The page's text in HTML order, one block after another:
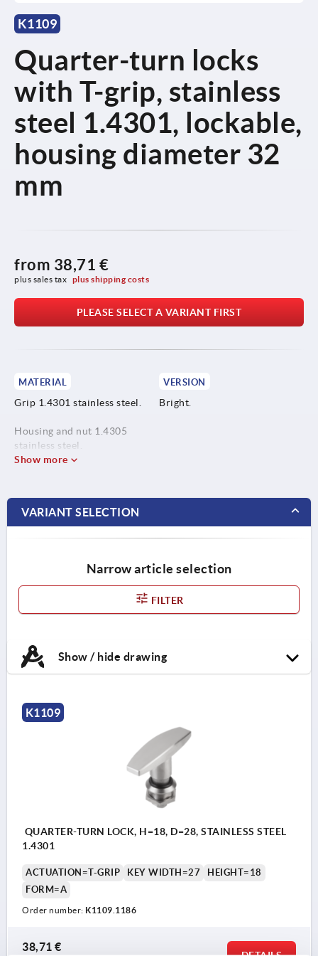
K1109
Quarter-turn locks
with T-grip, stainless
steel 1.4301, lockable,
housing diameter 32
mm
from 38,71 €
plus sales tax plus shipping costs
PLEASE SELECT A VARIANT FIRST
MATERIAL
Grip 1.4301 stainless steel.
Housing and nut 1.4305
stainless steel.
VERSION
Bright.
Show more
VARIANT SELECTION
Narrow article selection
FILTER
Show / hide drawing
K1109
QUARTER-TURN LOCK, H=18, D=28, STAINLESS STEEL
1.4301
ACTUATION=T-GRIP KEY WIDTH=27
HEIGHT=18
FORM=A
Order number: K1109.1186
38,71 €